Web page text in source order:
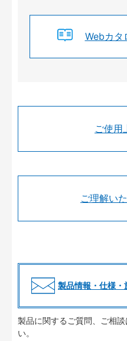
Webカタ
ご使用
ご理解い
製品情報・仕様・
製品に関するご質問、ご相
い。